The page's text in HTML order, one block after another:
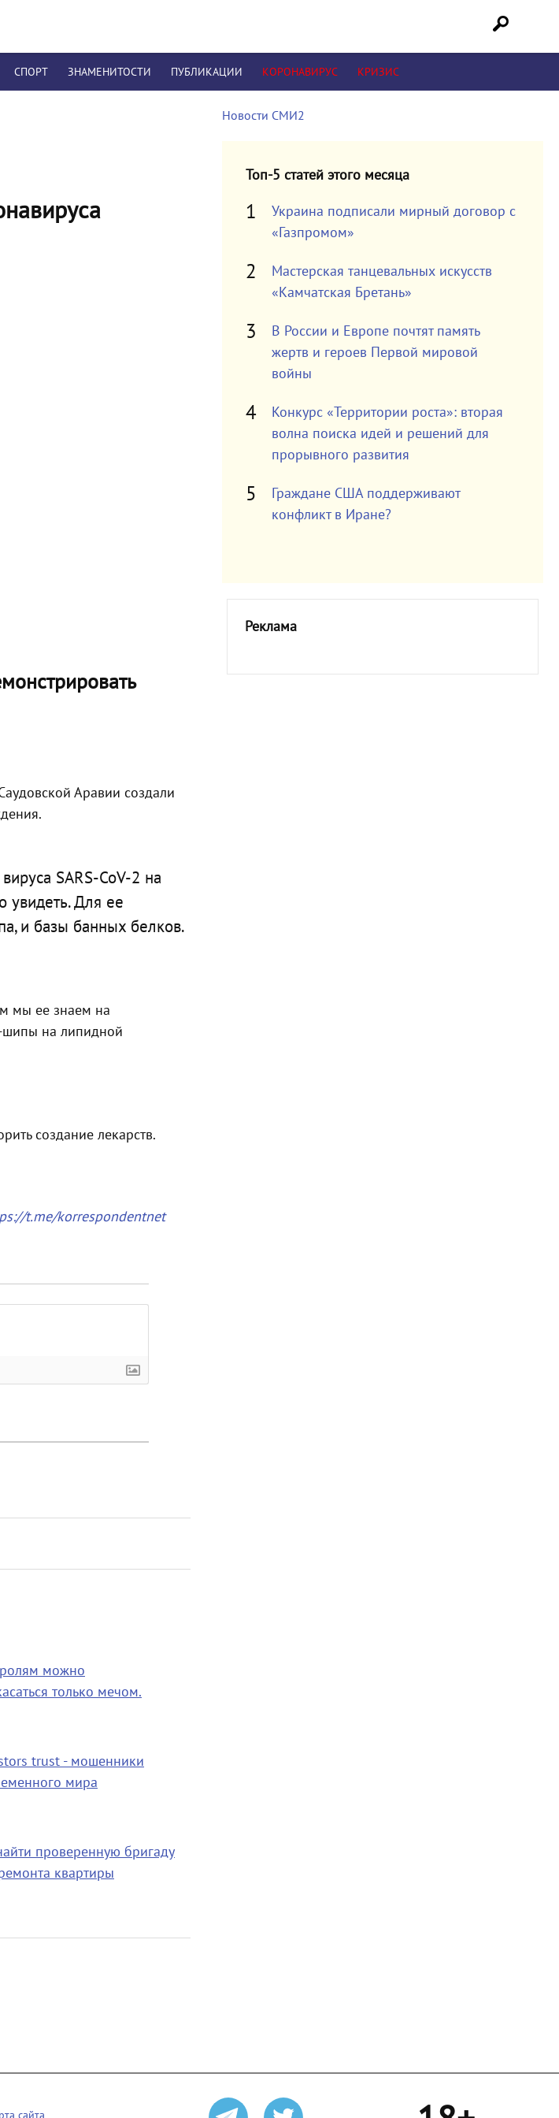
СПОРТ ЗНАМЕНИТОСТИ ПУБЛИКАЦИИ КОРОНАВИРУС КРИЗИС
Аравии создали
SARS-CoV-2 на
увидеть. Для ее
и базы банных белков.
мы ее знаем на
шипы на липидной
создание лекарств.
t.me/korrespondentnet
можно
только мечом.
trust - мошенники
мира
проверенную бригаду
квартиры
Новости СМИ2
Топ-5 статей этого месяца
Украина подписали мирный договор с
«Газпромом»
Мастерская танцевальных искусств
«Камчатская Бретань»
В России и Европе почтят память
жертв и героев Первой мировой
войны
Конкурс «Территории роста»: вторая
волна поиска идей и решений для
прорывного развития
Граждане США поддерживают
конфликт в Иране?
Реклама
сайта